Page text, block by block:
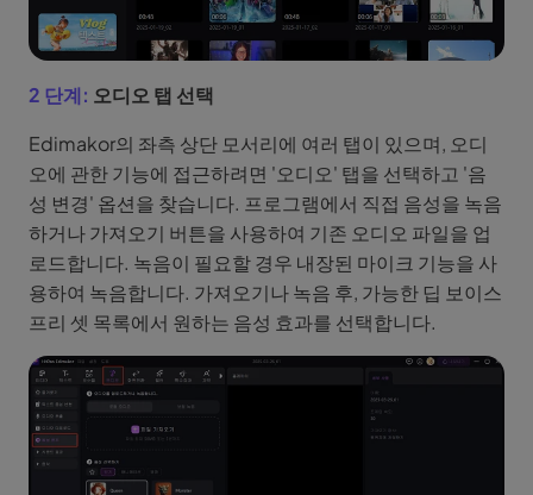
2 단계: 오디오 탭 선택
Edimakor의 좌측 상단 모서리에 여러 탭이 있으며, 오디
오에 관한 기능에 접근하려면 '오디오' 탭을 선택하고 '음
성 변경' 옵션을 찾습니다. 프로그램에서 직접 음성을 녹음
하거나 가져오기 버튼을 사용하여 기존 오디오 파일을 업
로드합니다. 녹음이 필요할 경우 내장된 마이크 기능을 사
용하여 녹음합니다. 가져오기나 녹음 후, 가능한 딥 보이스
프리 셋 목록에서 원하는 음성 효과를 선택합니다.